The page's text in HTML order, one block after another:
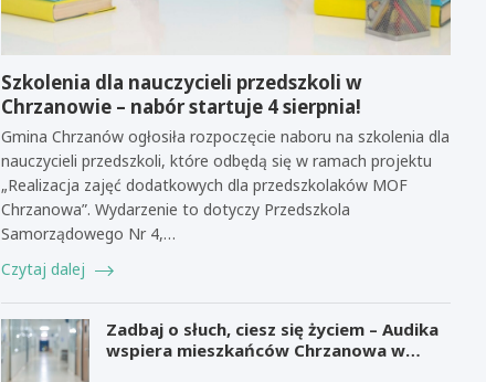
Szkolenia dla nauczycieli przedszkoli w
Chrzanowie – nabór startuje 4 sierpnia!
Gmina Chrzanów ogłosiła rozpoczęcie naboru na szkolenia dla
nauczycieli przedszkoli, które odbędą się w ramach projektu
„Realizacja zajęć dodatkowych dla przedszkolaków MOF
Chrzanowa”. Wydarzenie to dotyczy Przedszkola
Samorządowego Nr 4,…
Czytaj dalej
Zadbaj o słuch, ciesz się życiem – Audika
wspiera mieszkańców Chrzanowa w